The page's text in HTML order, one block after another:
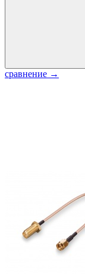
сравнение →